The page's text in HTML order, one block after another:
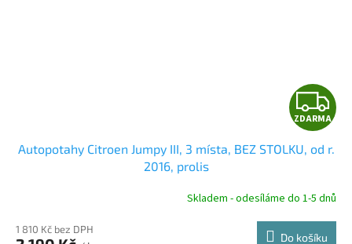
Z
D
R
ZDARMA
Autopotahy Citroen Jumpy III, 3 místa, BEZ STOLKU, od r.
2016, prolis
Skladem - odesíláme do 1-5 dnů
1 810 Kč bez DPH
Do košíku